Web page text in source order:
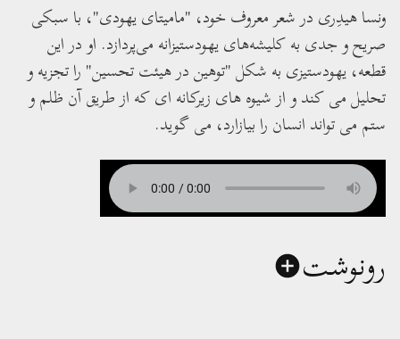
ونسا هیدِری در شعر معروف خود، "مامیتای یهودی"، با سبکی
صریح و جدی به کلیشه‌های یهودستیزانه می‌پردازد. او در این
قطعه، یهودستیزی به شکل "توهین در هیئت تحسین" را تجزیه و
تحلیل می کند و از شیوه های زیرکانه ای که از طریق آن ظلم و
ستم می تواند انسان را بیازارد، می گوید.
رونوشت